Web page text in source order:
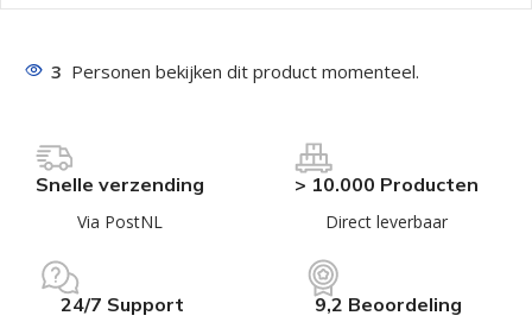
3 Personen bekijken dit product momenteel.
Snelle verzending
Via PostNL
> 10.000 Producten
Direct leverbaar
24/7 Support 9,2 Beoordeling